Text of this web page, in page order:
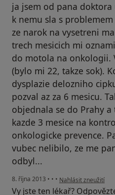
ja jsem od pana
k nemu sla s
ze narok na vysetreni
trech mesicich mi
do motola na onkologii.
(bylo mi 22, takze sok).
dysplazie delozniho
pozval az za 6 mesicu.
objednala se do Prahy
kazde 3 mesice na
onkologicke prevence.
vubec nelibilo, ze me
odbyl...
8. října 2013 • • • podle názoru
Nahlásit zneužití
Vy jste ten lékař?